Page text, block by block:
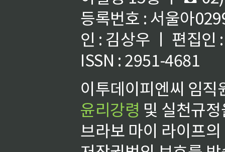
등록번호 : 서울아
인 : 김상우 ㅣ 편집인
ISSN : 2951-4681
이투데이피엔씨 임
윤리강령 및 실천규
브라보 마이 라이프